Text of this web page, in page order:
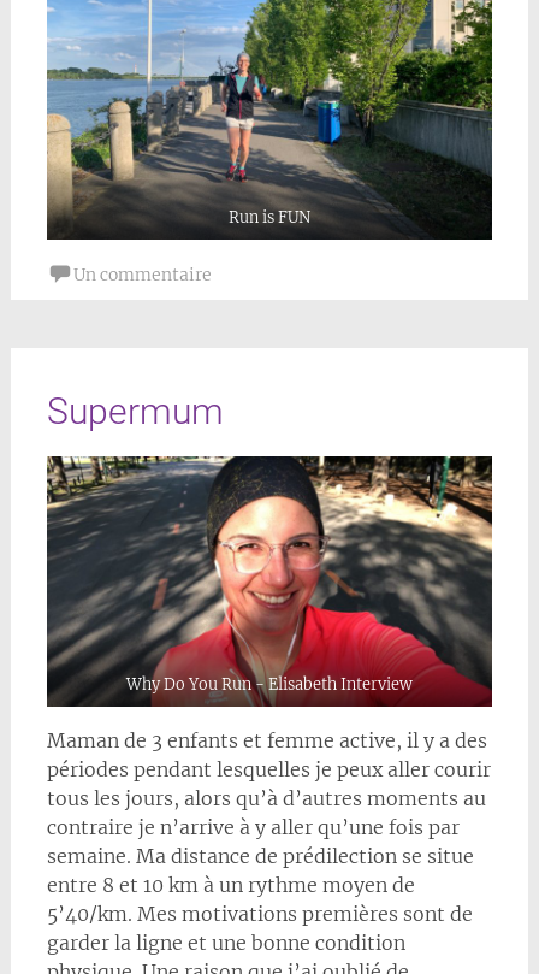
Run is FUN
Un commentaire
Supermum
Why Do You Run - Elisabeth Interview
Maman de 3 enfants et femme active, il y a des
périodes pendant lesquelles je peux aller courir
tous les jours, alors qu’à d’autres moments au
contraire je n’arrive à y aller qu’une fois par
semaine. Ma distance de prédilection se situe
entre 8 et 10 km à un rythme moyen de
5’40/km. Mes motivations premières sont de
garder la ligne et une bonne condition